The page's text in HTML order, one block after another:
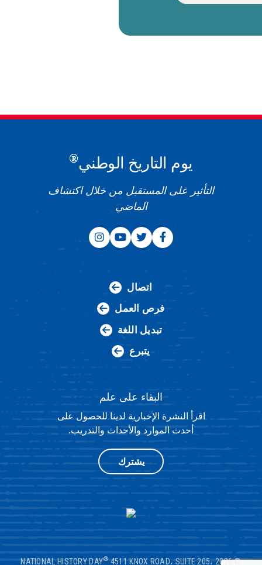
يوم التاريخ الوطني®
التأثير على المستقبل من خلال اكتشاف
الماضي
اتصال
فرص العمل
تبديل اللغة
يتبرع
البقاء على علم
اقرأ النشرة الإخبارية لدينا للحصول على
أحدث الموارد والأحداث والتدريب.
يشترك
© 2026 NATIONAL HISTORY DAY
® 4511 KNOX ROAD، SUITE 205،